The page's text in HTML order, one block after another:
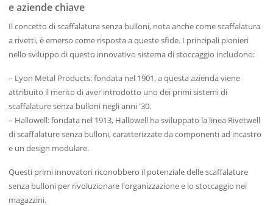
e aziende chiave
Il concetto di scaffalatura senza bulloni, nota anche come scaffalatura
a rivetti, è emerso come risposta a queste sfide. I principali pionieri
nello sviluppo di questo innovativo sistema di stoccaggio includono:
– Lyon Metal Products: fondata nel 1901, a questa azienda viene
attribuito il merito di aver introdotto uno dei primi sistemi di
scaffalature senza bulloni negli anni '30.
– Hallowell: fondata nel 1913, Hallowell ha sviluppato la linea Rivetwell
di scaffalature senza bulloni, caratterizzate da componenti ad incastro
e un design modulare.
Questi primi innovatori riconobbero il potenziale delle scaffalature
senza bulloni per rivoluzionare l'organizzazione e lo stoccaggio nei
magazzini.